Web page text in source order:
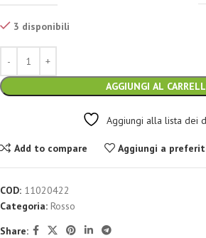
3 disponibili
AGGIUNGI AL
Aggiungi alla lista dei
Add to compare Aggiungi a
COD: 11020422
Categoria: Rosso
Share: